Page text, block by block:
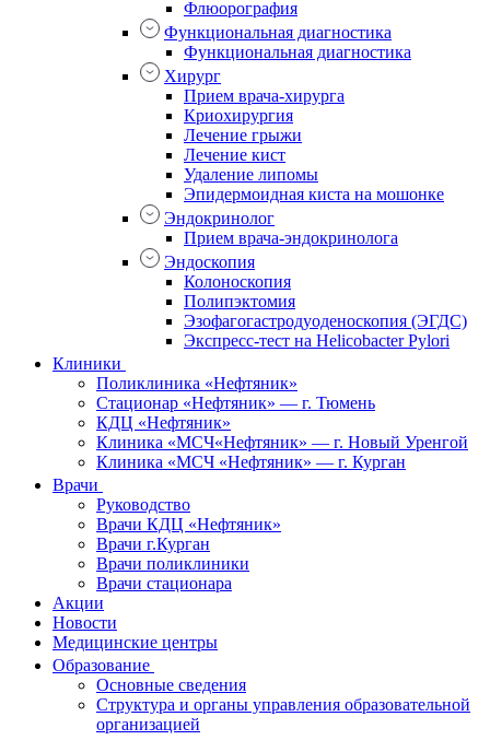
Флюорография
Функциональная диагностика
Функциональная диагностика
Хирург
Прием врача-хирурга
Криохирургия
Лечение грыжи
Лечение кист
Удаление липомы
Эпидермоидная киста на мошонке
Эндокринолог
Прием врача-эндокринолога
Эндоскопия
Колоноскопия
Полипэктомия
Эзофагогастродуоденоскопия (ЭГДС)
Экспресс-тест на Helicobacter Pylori
Клиники
Поликлиника «Нефтяник»
Стационар «Нефтяник» — г. Тюмень
КДЦ «Нефтяник»
Клиника «МСЧ«Нефтяник» — г. Новый Уренгой
Клиника «МСЧ «Нефтяник» — г. Курган
Врачи
Руководство
Врачи КДЦ «Нефтяник»
Врачи г.Курган
Врачи поликлиники
Врачи стационара
Акции
Новости
Медицинские центры
Образование
Основные сведения
Структура и органы управления образовательной
организацией